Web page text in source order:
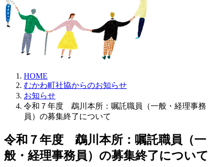
HOME
むかわ町社協からのお知らせ
お知らせ
令和７年度 鵡川本所：嘱託職員（一般・経理事務
員）の募集終了について
令和７年度 鵡川本所：嘱託職員（一
般・経理事務員）の募集終了について